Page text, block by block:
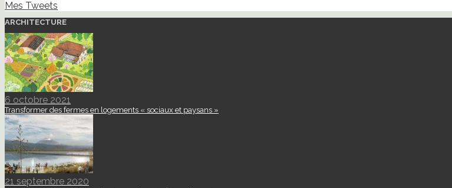
Mes Tweets
ARCHITECTURE
6 octobre 2021
Transformer des fermes en logements « sociaux et paysans »
21 septembre 2020